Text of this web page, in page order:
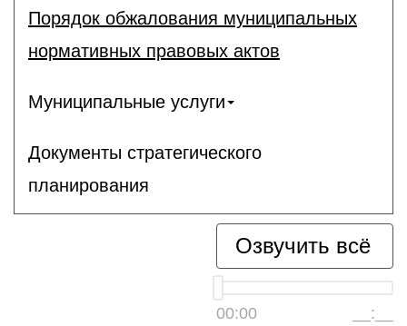
Порядок обжалования муниципальных
нормативных правовых актов
Муниципальные услуги
Документы стратегического
планирования
Озвучить всё
00:00 __:__